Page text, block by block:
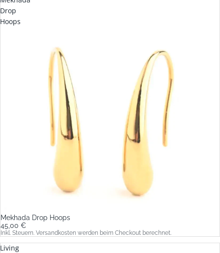
Drop
Hoops
Mekhada Drop Hoops
45,00 €
Inkl. Steuern. Versandkosten werden beim Checkout berechnet.
Living